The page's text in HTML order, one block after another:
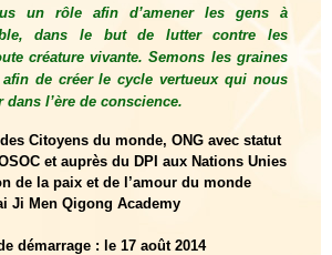
un rôle afin d’amener les gens à
dans le but de lutter contre les
créature vivante. Semons les graines
de créer le cycle vertueux qui nous
dans l’ère de conscience.
Citoyens du monde, ONG avec statut
et auprès du DPI aux Nations Unies
de la paix et de l’amour du monde
Ji Men Qigong Academy
démarrage : le 17 août 2014